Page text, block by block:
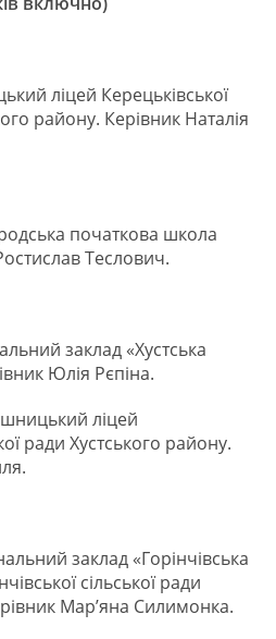
ліцей Керецьківської
району. Керівник Наталія
початкова школа
Теслович.
заклад «Хустська
Юлія Рєпіна.
ліцей
ради Хустського району.
заклад «Горінчівська
сільської ради
Мар’яна Силимонка.